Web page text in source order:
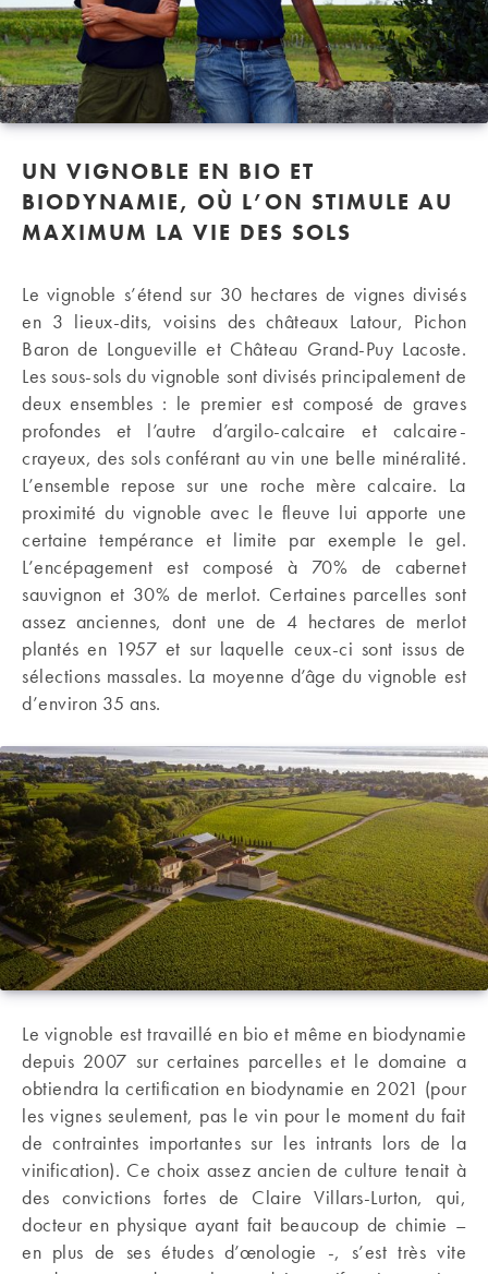
UN VIGNOBLE EN BIO ET
BIODYNAMIE, OÙ L’ON STIMULE AU
MAXIMUM LA VIE DES SOLS
Le vignoble s’étend sur 30 hectares de vignes divisés
en 3 lieux-dits, voisins des châteaux Latour, Pichon
Baron de Longueville et Château Grand-Puy Lacoste.
Les sous-sols du vignoble sont divisés principalement de
deux ensembles : le premier est composé de graves
profondes et l’autre d’argilo-calcaire et calcaire-
crayeux, des sols conférant au vin une belle minéralité.
L’ensemble repose sur une roche mère calcaire. La
proximité du vignoble avec le fleuve lui apporte une
certaine tempérance et limite par exemple le gel.
L’encépagement est composé à 70% de cabernet
sauvignon et 30% de merlot. Certaines parcelles sont
assez anciennes, dont une de 4 hectares de merlot
plantés en 1957 et sur laquelle ceux-ci sont issus de
sélections massales. La moyenne d’âge du vignoble est
d’environ 35 ans.
Le vignoble est travaillé en bio et même en biodynamie
depuis 2007 sur certaines parcelles et le domaine a
obtiendra la certification en biodynamie en 2021 (pour
les vignes seulement, pas le vin pour le moment du fait
de contraintes importantes sur les intrants lors de la
vinification). Ce choix assez ancien de culture tenait à
des convictions fortes de Claire Villars-Lurton, qui,
docteur en physique ayant fait beaucoup de chimie –
en plus de ses études d’œnologie -, s’est très vite